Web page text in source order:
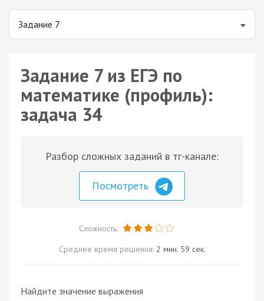
Задание 7
Задание 7 из ЕГЭ по
математике (профиль):
задача 34
Разбор сложных заданий в тг-канале:
Посмотреть
Сложность:
Среднее время решения: 2 мин. 59 сек.
Найдите значение выражения